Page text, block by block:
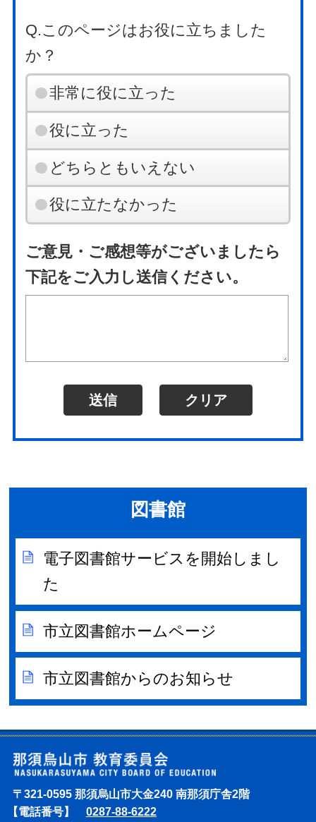
Q.このページはお役に立ちました
か？
非常に役に立った
役に立った
どちらともいえない
役に立たなかった
ご意見・ご感想等がございましたら
下記をご入力し送信ください。
図書館
電子図書館サービスを開始しまし
た
市立図書館ホームページ
市立図書館からのお知らせ
〒321-0595 那須烏山市大金240 南那須庁舎2階
【電話番号】
0287-88-6222